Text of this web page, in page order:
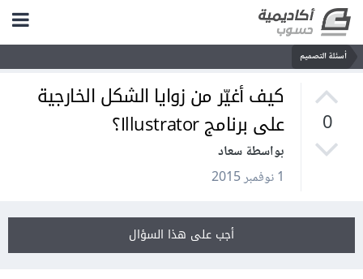
أسئلة التصميم
0
كيف أغيّر من زوايا الشكل الخارجية
على برنامج Illustrator؟
بواسطة سعاد
1 نوفمبر 2015
أجب على هذا السؤال